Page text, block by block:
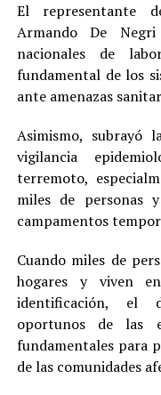
El representante
Armando De
nacionales de
fundamental de los
ante amenazas
Asimismo, subrayó
vigilancia
terremoto,
miles de personas
campamentos
Cuando miles de
hogares y viven
identificación, el
oportunos de las
fundamentales para
de las comunidades